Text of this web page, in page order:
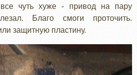
чуть хуже - привод на пару
Благо смоги проточить.
защитную пластину.